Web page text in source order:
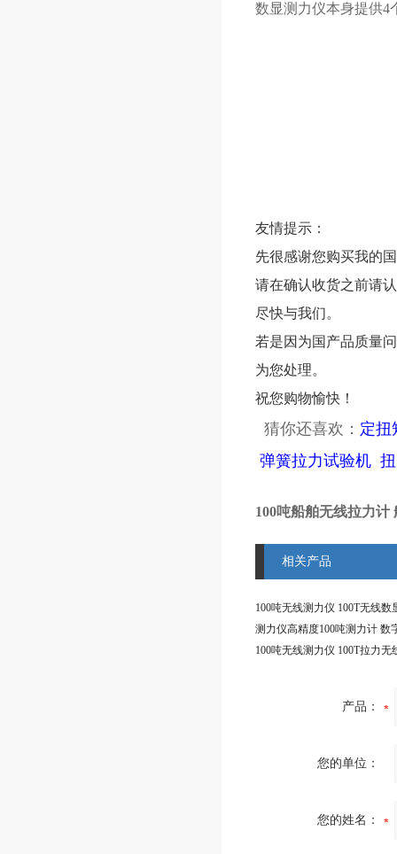
数显测力仪本身提供4
友情提示：
先很感谢您购买我的
请在确认收货之前请
尽快与我们。
若是因为国产品质量
为您处理。
祝您购物愉快！
猜你还喜欢： 定扭
弹簧拉力试验机
100吨船舶无线拉力计
相关产品
产品：
您的单位：
您的姓名：